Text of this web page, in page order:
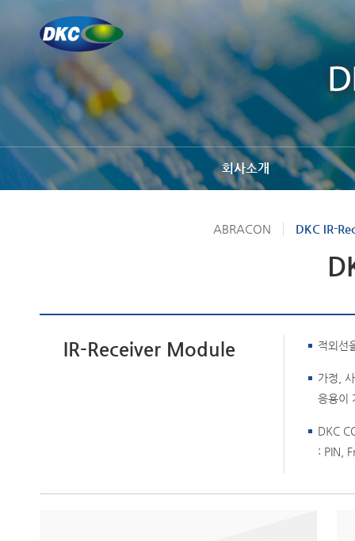
회사소개
ABRACON DKC IR-
IR-Receiver Module 적외선
가정,
응용이
DKC
: PIN,